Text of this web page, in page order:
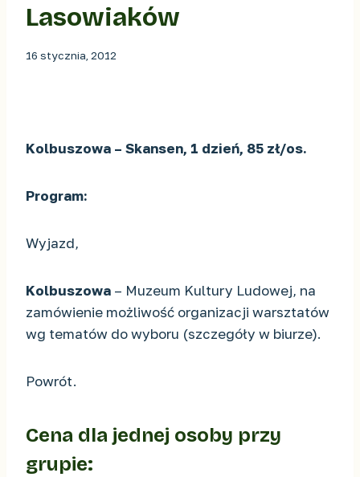
Lasowiaków
16 stycznia, 2012
Kolbuszowa – Skansen, 1 dzień, 85 zł/os.
Program:
Wyjazd,
Kolbuszowa – Muzeum Kultury Ludowej, na
zamówienie możliwość organizacji warsztatów
wg tematów do wyboru (szczegóły w biurze).
Powrót.
Cena dla jednej osoby przy
grupie: